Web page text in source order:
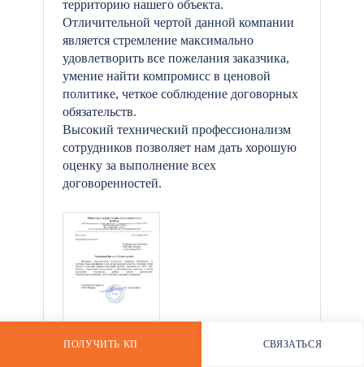
территорию нашего объекта.
Отличительной чертой данной компании
является стремление максимально
удовлетворить все пожелания заказчика,
умение найти компромисс в ценовой
политике, четкое соблюдение договорных
обязательств.
Высокий технический профессионализм
сотрудников позволяет нам дать хорошую
оценку за выполнение всех
договоренностей.
ПОЛУЧИТЬ КП СВЯЗАТЬСЯ